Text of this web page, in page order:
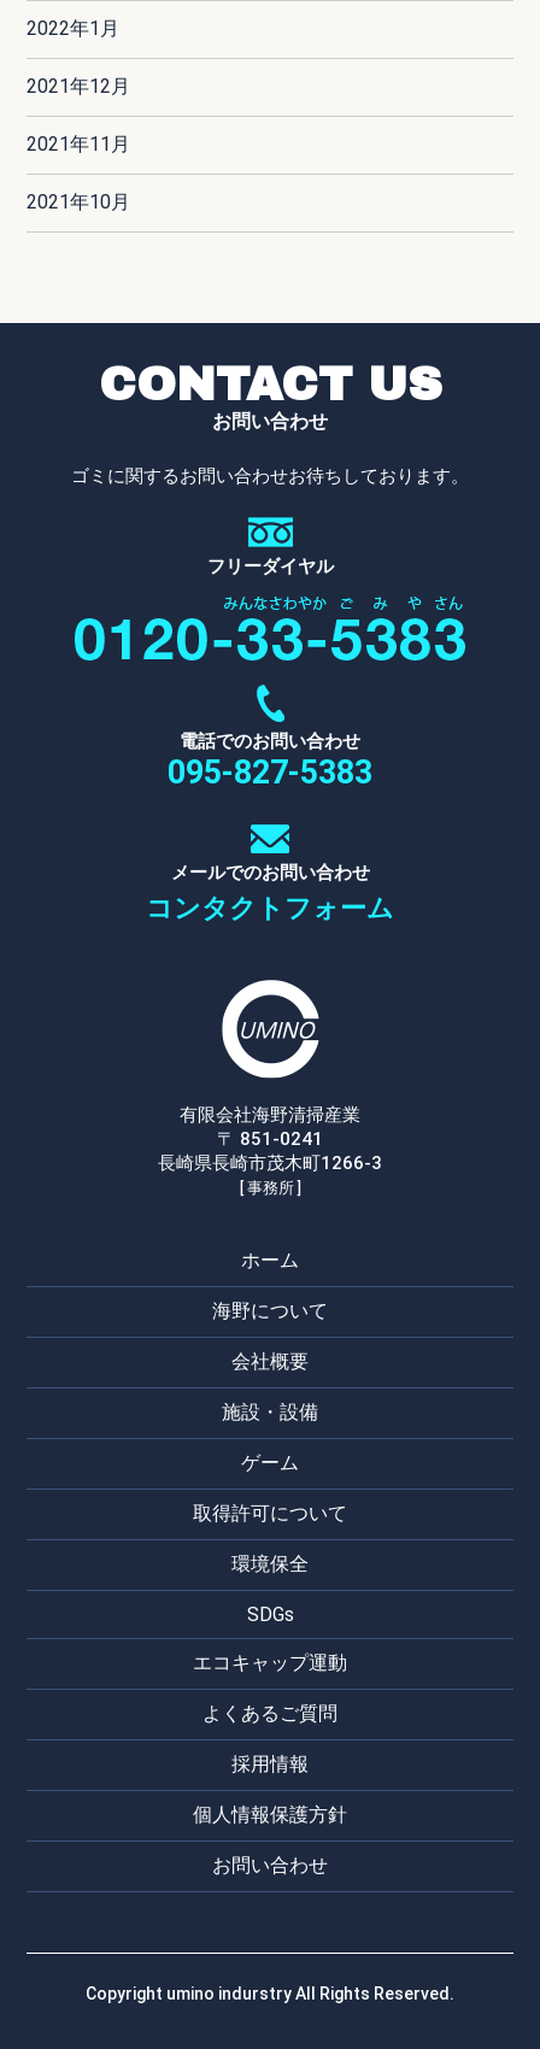
2022年1月
2021年12月
2021年11月
2021年10月
CONTACT US
お問い合わせ
ゴミに関するお問い合わせお待ちしております。
フリーダイヤル
電話でのお問い合わせ
095-827-5383
メールでのお問い合わせ
コンタクトフォーム
有限会社海野清掃産業
〒 851-0241
長崎県長崎市茂木町1266-3
[ 事務所 ]
ホーム
海野について
会社概要
施設・設備
ゲーム
取得許可について
環境保全
SDGs
エコキャップ運動
よくあるご質問
採用情報
個人情報保護方針
お問い合わせ
Copyright umino indurstry All Rights Reserved.